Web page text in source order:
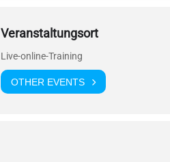
Veranstaltungsort
Live-online-Training
OTHER EVENTS